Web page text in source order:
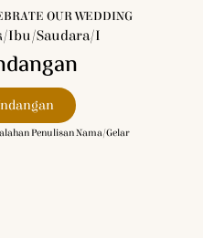
OUR WEDDING
Ibu/Saudara/i
Penulisan Nama/gelar